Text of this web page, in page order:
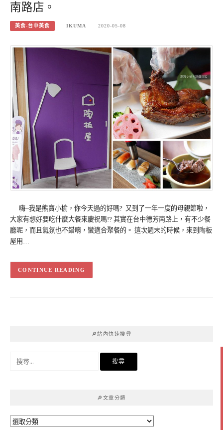
南路店。
美食-台中美食 IKUMA 2020-05-08
嗨~我是熊寶小榆，你今天過的好嗎? 又到了一年一度的母親節啦，
大家有想好要吃什麼大餐來慶祝嗎!? 其實在台中德芳南路上，有不少餐
廳呢，而且氣氛也不錯唷，蠻適合聚餐的。 這次週末的時候，來到陶板
屋用…
CONTINUE READING
🔎站內快速搜尋
🔎文章分類
🔎